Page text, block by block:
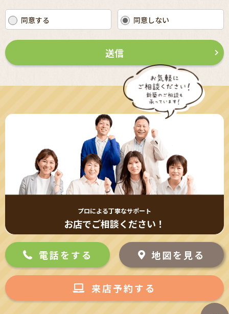
当社は、これらのお客さまの個人情報（以下「お客さま情報」といいま
す。）の適正な保護を重大な責務と認識し、この責務を果たすために、次
(1) お客さま情報に適用される個人情報の保護に関する法律その他の関係
法令を遵守し、適切に取り扱います。また、適宜取扱いの改善に努めま
す。
(2) お客さま情報の取扱いに関する規程を明確にし、従業者に周知徹底し
ます。また、取引先等に対しても適切にお客さま情報を取り扱うように要
(3) お客さま情報の収集に際しては、利用目的を特定して通知または公表
し、その利用目的にしたがってお客さま情報を取り扱います。
(4) お客さま情報の漏洩、紛失、改ざん等を防止するために必要な 対策を
講じて適切な管理を行います。
(5) 保有するお客さま情報について、お客さま本人からの開示、訂正、削
除、利用停止の依頼を所定の窓口でお受けして、誠意をもって対応いたし
具体的には、以下の内容に従ってお客さま情報の取り扱いをいたします。
当社は、不動産についてのサービスをお客さまにご利用いただくにあた
り、各種の申込みの受付、訪問、提案、見積、各種の工事やサービス提供
等の機会に、当社が直接あるいは協力会社又は業務委託先等を通じて、お
客さまの個人情報（お客さまの電子メールアドレス、氏名、住所、電話番
号等）を取得いたしますが、これらの個人情報は下記の目的に利用させて
いただきます。
(2) 不動産についてのサービスのアフターサービスの提供
(3) 不動産についてのサービスのお知らせ・ＰＲ、調査・データ集積、研
同意する 同意しない
送信
プロによる丁寧なサポート
お店でご相談ください！
地図を見る
電話をする
来店予約する